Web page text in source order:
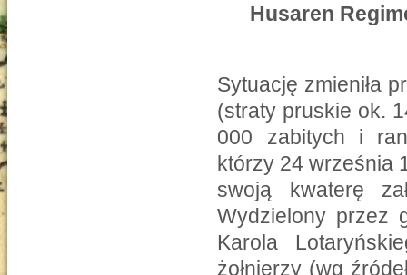
Husaren
Sytuację zmieniła
(straty pruskie ok.
000 zabitych i
którzy 24 września
swoją kwaterę
Wydzielony przez
Karola
żołnierzy (wg